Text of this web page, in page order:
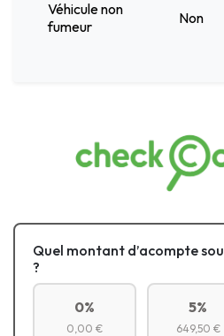
Véhicule non
fumeur
Non
Quel montant d’acompte
?
0%
0,00 €
5%
649,50 €